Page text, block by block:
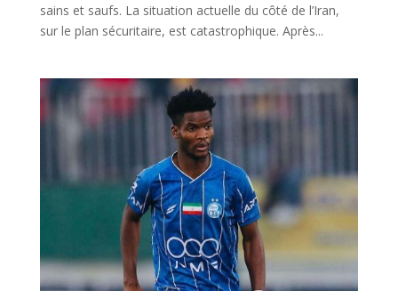
sains et saufs. La situation actuelle du côté de l’Iran,
sur le plan sécuritaire, est catastrophique. Après...